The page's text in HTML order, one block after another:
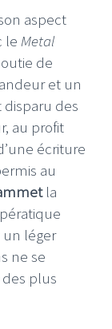
aspect
le Metal
de
et un
des
au profit
écriture
au
la
léger
ne se
des plus